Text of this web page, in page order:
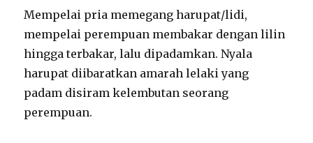
Mempelai pria memegang harupat/lidi,
mempelai perempuan membakar dengan lilin
hingga terbakar, lalu dipadamkan. Nyala
harupat diibaratkan amarah lelaki yang
padam disiram kelembutan seorang
perempuan.